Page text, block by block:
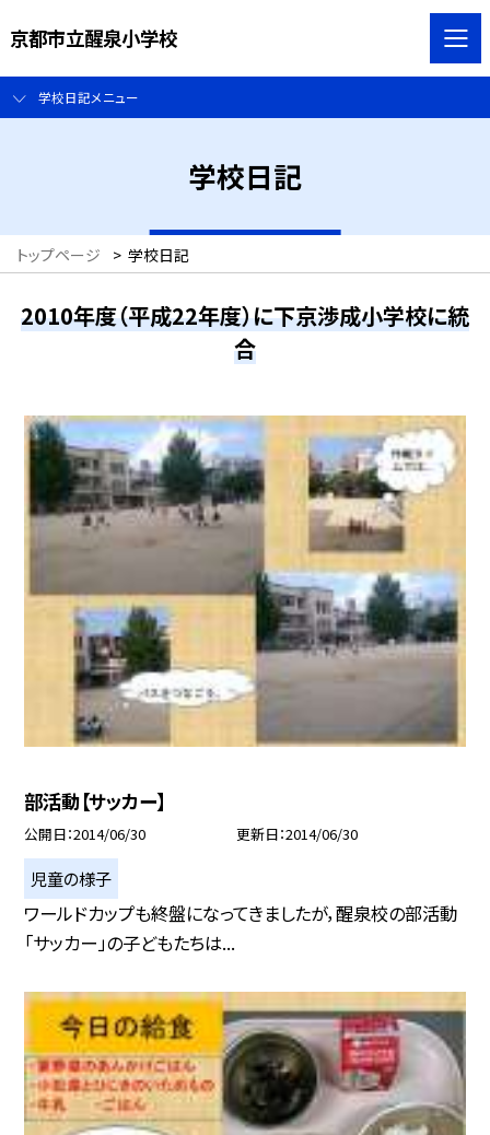
京都市立醒泉小学校
学校日記メニュー
学校日記
トップページ > 学校日記
2010年度（平成22年度）に下京渉成小学校に統
合
部活動【サッカー】
公開日 2014/06/30 更新日 2014/06/30
児童の様子
ワールドカップも終盤になってきましたが，醒泉校の部活動
「サッカー」の子どもたちは...